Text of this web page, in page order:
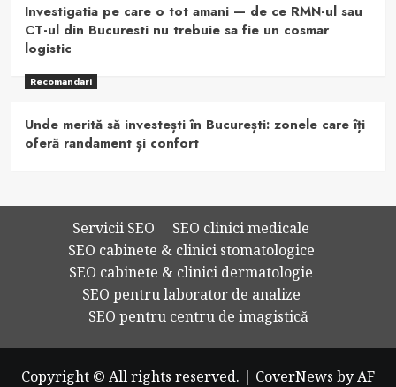
Investigatia pe care o tot amani — de ce RMN-ul sau
CT-ul din Bucuresti nu trebuie sa fie un cosmar
logistic
Recomandari
Unde merită să investești în București: zonele care îți
oferă randament și confort
Servicii SEO
SEO clinici medicale
SEO cabinete & clinici stomatologice
SEO cabinete & clinici dermatologie
SEO pentru laborator de analize
SEO pentru centru de imagistică
Copyright © All rights reserved. | CoverNews by AF